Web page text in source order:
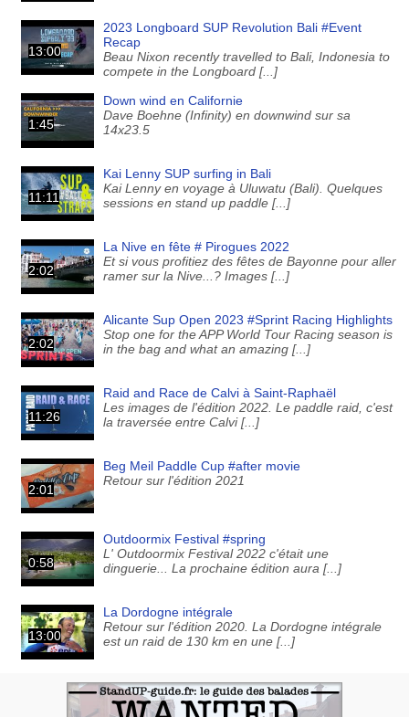
13:00
2023 Longboard SUP Revolution Bali #Event
Recap
Beau Nixon recently travelled to Bali, Indonesia to
compete in the Longboard [...]
1:45
Down wind en Californie
Dave Boehne (Infinity) en downwind sur sa
14x23.5
11:11
Kai Lenny SUP surfing in Bali
Kai Lenny en voyage à Uluwatu (Bali). Quelques
sessions en stand up paddle [...]
2:02
La Nive en fête # Pirogues 2022
Et si vous profitiez des fêtes de Bayonne pour aller
ramer sur la Nive...? Images [...]
2:02
Alicante Sup Open 2023 #Sprint Racing Highlights
Stop one for the APP World Tour Racing season is
in the bag and what an amazing [...]
11:26
Raid and Race de Calvi à Saint-Raphaël
Les images de l'édition 2022. Le paddle raid, c'est
la traversée entre Calvi [...]
2:01
Beg Meil Paddle Cup #after movie
Retour sur l'édition 2021
0:58
Outdoormix Festival #spring
L' Outdoormix Festival 2022 c'était une
dinguerie... La prochaine édition aura [...]
13:00
La Dordogne intégrale
Retour sur l'édition 2020. La Dordogne intégrale
est un raid de 130 km en une [...]